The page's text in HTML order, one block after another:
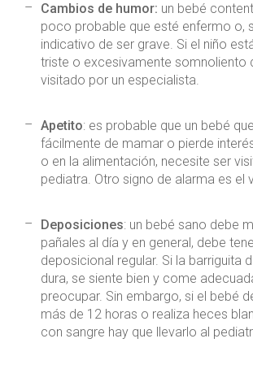
Cambios de humor: un bebé
poco probable que esté enfermo o,
indicativo de ser grave. Si el niño
triste o excesivamente somnoliento
visitado por un especialista.
Apetito: es probable que un bebé
fácilmente de mamar o pierde
o en la alimentación, necesite ser
pediatra. Otro signo de alarma es el
Deposiciones: un bebé sano debe
pañales al día y en general, debe
deposicional regular. Si la barriguita
dura, se siente bien y come
preocupar. Sin embargo, si el bebé
más de 12 horas o realiza heces
con sangre hay que llevarlo al